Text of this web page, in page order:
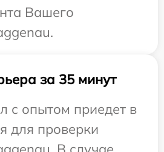
Вашего
за 35 минут
с опытом приедет в
для проверки